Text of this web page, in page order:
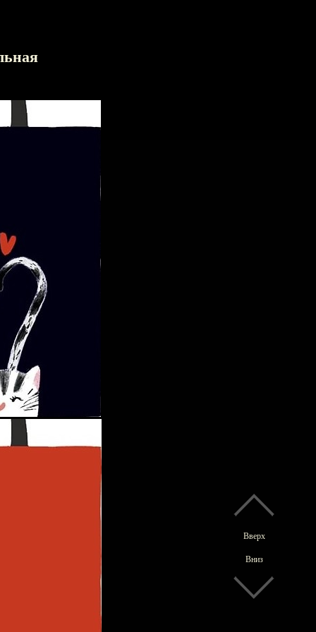
Вверх
Вниз